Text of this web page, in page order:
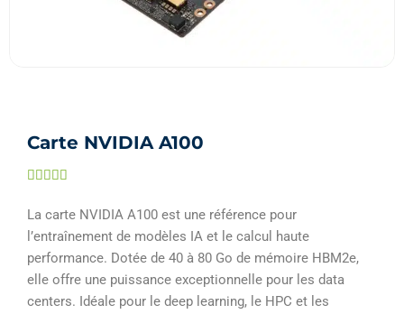
Carte NVIDIA A100
    
sur
5
La carte NVIDIA A100 est une référence pour
l’entraînement de modèles IA et le calcul haute
performance. Dotée de 40 à 80 Go de mémoire HBM2e,
elle offre une puissance exceptionnelle pour les data
centers. Idéale pour le deep learning, le HPC et les